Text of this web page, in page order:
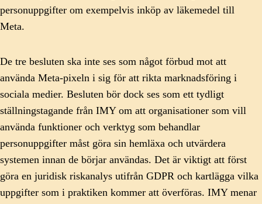
personuppgifter om exempelvis inköp av läkemedel till
Meta.
De tre besluten ska inte ses som något förbud mot att
använda Meta-pixeln i sig för att rikta marknadsföring i
sociala medier. Besluten bör dock ses som ett tydligt
ställningstagande från IMY om att organisationer som vill
använda funktioner och verktyg som behandlar
personuppgifter måst göra sin hemläxa och utvärdera
systemen innan de börjar användas. Det är viktigt att först
göra en juridisk riskanalys utifrån GDPR och kartlägga vilka
uppgifter som i praktiken kommer att överföras. IMY menar